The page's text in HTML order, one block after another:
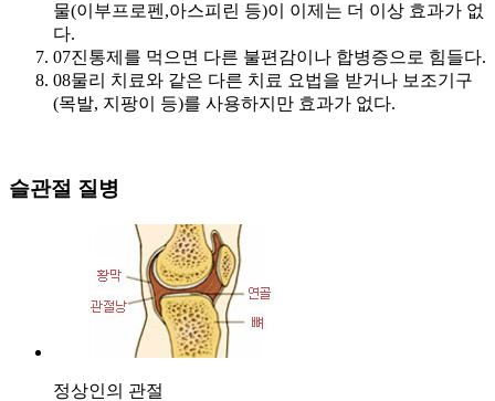
물(이부프로펜,아스피린 등)이 이제는 더 이상 효과가 없
다.
07진통제를 먹으면 다른 불편감이나 합병증으로 힘들다.
08물리 치료와 같은 다른 치료 요법을 받거나 보조기구
(목발, 지팡이 등)를 사용하지만 효과가 없다.
슬관절 질병
정상인의 관절